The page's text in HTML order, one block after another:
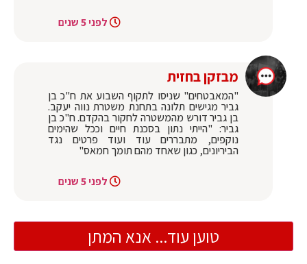
לפני 5 שנים
מבזקן בחזית
"המאבטחים" שניסו לתקוף השבוע את ח"כ בן
גביר מגישים תלונה בתחנת משטרת נווה יעקב.
בן גביר דורש מהמשטרה לחקור בהקדם. ח"כ בן
גביר: "הייתי נתון בסכנת חיים וככל שהימים
נוקפים, מתבררים עוד ועוד פרטים נגד
הביריונים, כגון שאחד מהם תומך חמאס"
לפני 5 שנים
טוען עוד... אנא המתן